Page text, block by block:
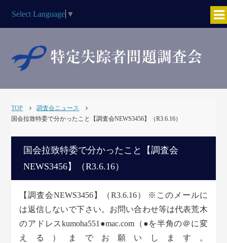
Select Language ▼
TOP
調査会ニュース
国会拉致特委で分かったこと【調査会NEWS3456】（R3.6.16）
国会拉致特委で分かったこと【調査会
NEWS3456】（R3.6.16）
【調査会NEWS3456】（R3.6.16） ※このメールに
は返信しないで下さい。お問い合わせ等は代表荒木
のアドレスkumoha551●mac.com（●を半角の＠に変
える）までお願いします。